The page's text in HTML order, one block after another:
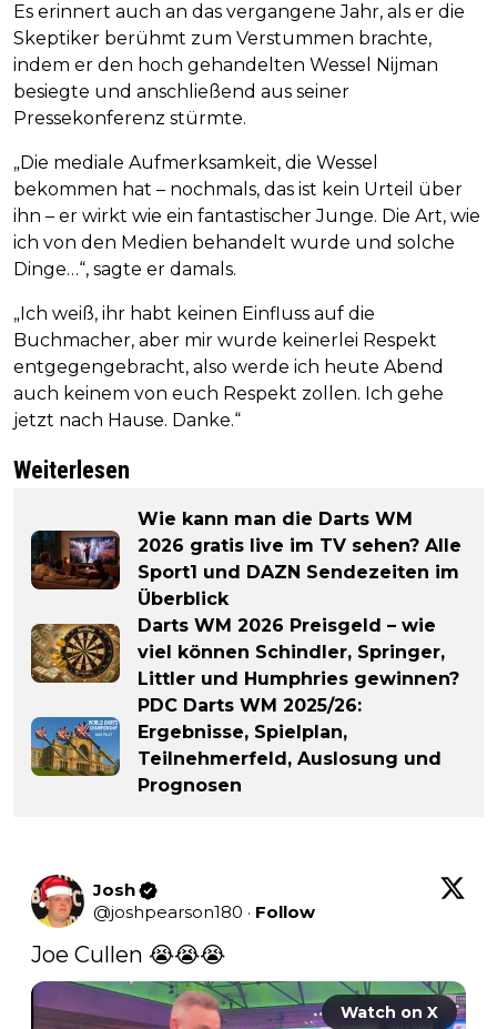
Es erinnert auch an das vergangene Jahr, als er die
Skeptiker berühmt zum Verstummen brachte,
indem er den hoch gehandelten Wessel Nijman
besiegte und anschließend aus seiner
Pressekonferenz stürmte.
„Die mediale Aufmerksamkeit, die Wessel
bekommen hat – nochmals, das ist kein Urteil über
ihn – er wirkt wie ein fantastischer Junge. Die Art, wie
ich von den Medien behandelt wurde und solche
Dinge…“, sagte er damals.
„Ich weiß, ihr habt keinen Einfluss auf die
Buchmacher, aber mir wurde keinerlei Respekt
entgegengebracht, also werde ich heute Abend
auch keinem von euch Respekt zollen. Ich gehe
jetzt nach Hause. Danke.“
Weiterlesen
Wie kann man die Darts WM
2026 gratis live im TV sehen? Alle
Sport1 und DAZN Sendezeiten im
Überblick
Darts WM 2026 Preisgeld – wie
viel können Schindler, Springer,
Littler und Humphries gewinnen?
PDC Darts WM 2025/26:
Ergebnisse, Spielplan,
Teilnehmerfeld, Auslosung und
Prognosen
Josh
@joshpearson180 · Follow
Joe Cullen 😭😭😭
Watch on X